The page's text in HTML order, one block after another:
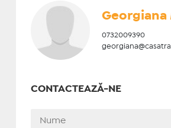
Georgiana
0732009390
CONTACTEAZĂ-NE